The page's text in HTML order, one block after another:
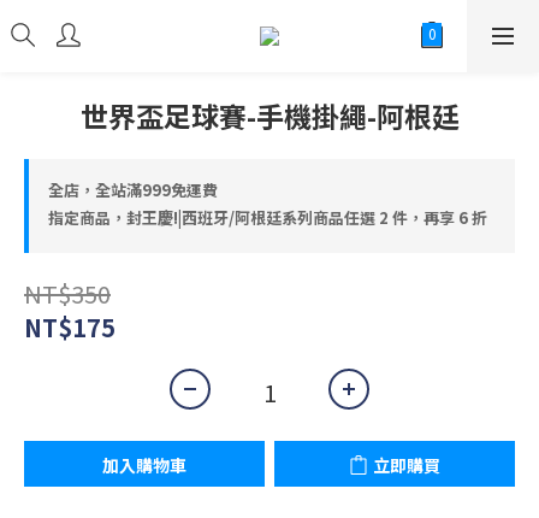
世界盃足球賽-手機掛繩-阿根廷
全店，全站滿999免運費
指定商品，封王慶!|西班牙/阿根廷系列商品任選 2 件，再享 6 折
NT$350
NT$175
加入購物車 立即購買